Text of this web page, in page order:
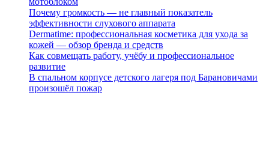
Почему громкость — не главный показатель
эффективности слухового аппарата
Dermatime: профессиональная косметика для ухода за
кожей — обзор бренда и средств
Как совмещать работу, учёбу и профессиональное
развитие
В спальном корпусе детского лагеря под Барановичами
произошёл пожар